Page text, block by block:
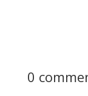
0